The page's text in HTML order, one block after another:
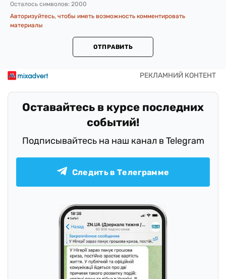
Осталось символов: 2000
Авторизуйтесь, чтобы иметь возможность комментировать
материалы
ОТПРАВИТЬ
Оставайтесь в курсе последних
событий!
Подписывайтесь на наш канал в Telegram
Следить в Телеграмме